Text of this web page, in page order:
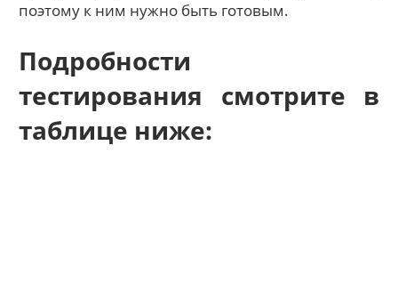
поэтому к ним нужно быть готовым.
Подробности
тестирования смотрите в
таблице ниже: